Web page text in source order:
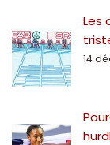
Les
14